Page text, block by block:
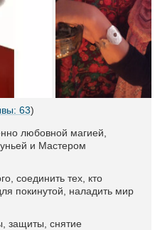
63)
любовной магией,
и Мастером
соединить тех, кто
покинутой, наладить мир
защиты, снятие